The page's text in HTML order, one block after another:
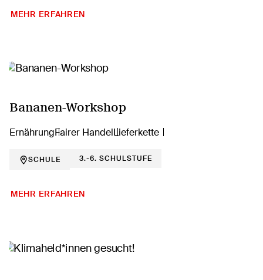
MEHR ERFAHREN
Bananen-Workshop
ErnährungFairer HandelLieferkette
SCHULE 3.-6. SCHULSTUFE
MEHR ERFAHREN